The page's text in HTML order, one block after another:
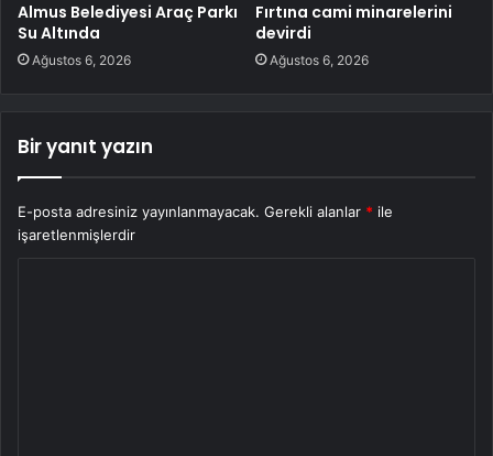
Almus Belediyesi Araç Parkı
Su Altında
Ağustos 6, 2026
Fırtına cami minarelerini
devirdi
Ağustos 6, 2026
Bir yanıt yazın
E-posta adresiniz yayınlanmayacak. Gerekli alanlar * ile
işaretlenmişlerdir